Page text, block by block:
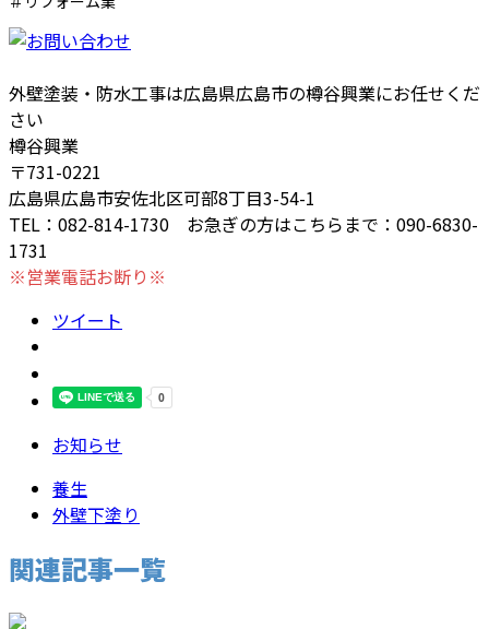
外壁塗装・防水工事は広島県広島市の樽谷興業にお任せくだ
さい
樽谷興業
〒731-0221
広島県広島市安佐北区可部8丁目3-54-1
TEL：082-814-1730 お急ぎの方はこちらまで：090-6830-
1731
※営業電話お断り※
ツイート
お知らせ
養生
外壁下塗り
関連記事一覧